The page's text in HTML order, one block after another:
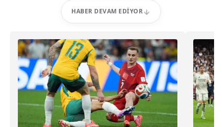
HABER DEVAM EDIYOR